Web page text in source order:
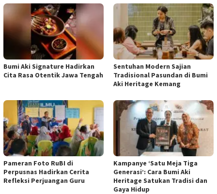
Bumi Aki Signature Hadirkan
Cita Rasa Otentik Jawa Tengah
​Sentuhan Modern Sajian
Tradisional Pasundan di Bumi
Aki Heritage Kemang
Pameran Foto RuBI di
Perpusnas Hadirkan Cerita
Refleksi Perjuangan Guru
Kampanye ‘Satu Meja Tiga
Generasi’: Cara Bumi Aki
Heritage Satukan Tradisi dan
Gaya Hidup